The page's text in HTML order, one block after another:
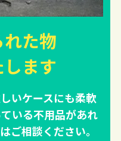
た物
します
いケースにも柔軟
いる不用品があれ
ご相談ください。